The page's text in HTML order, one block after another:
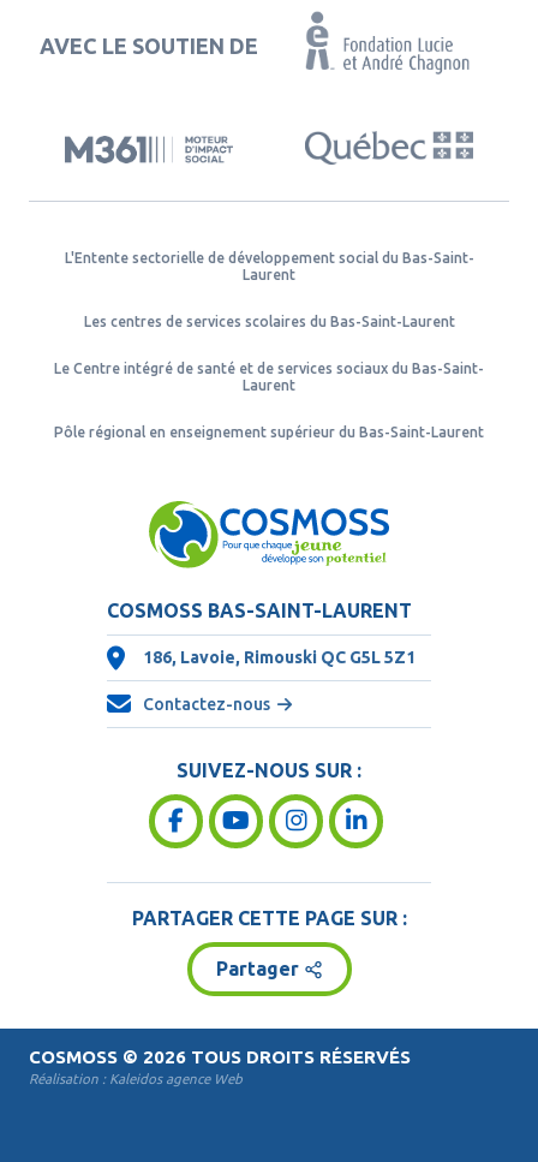
AVEC LE SOUTIEN DE
L'Entente sectorielle de développement social du Bas-Saint-
Laurent
Les centres de services scolaires du Bas-Saint-Laurent
Le Centre intégré de santé et de services sociaux du Bas-Saint-
Laurent
Pôle régional en enseignement supérieur du Bas-Saint-Laurent
COSMOSS BAS-SAINT-LAURENT
186, Lavoie, Rimouski QC G5L 5Z1
Contactez-nous
SUIVEZ-NOUS SUR :
PARTAGER CETTE PAGE SUR :
Partager
COSMOSS© 2026 TOUS DROITS RÉSERVÉS
Réalisation : Kaleidos agence Web